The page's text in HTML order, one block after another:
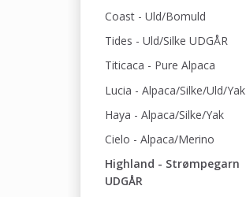
Coast - Uld/Bomuld
Tides - Uld/Silke UDGÅR
Titicaca - Pure Alpaca
Lucia - Alpaca/Silke/Uld/Yak
Haya - Alpaca/Silke/Yak
Cielo - Alpaca/Merino
Highland - Strømpegarn
UDGÅR